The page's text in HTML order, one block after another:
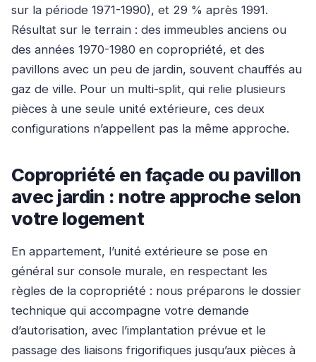
sur la période 1971-1990), et 29 % après 1991.
Résultat sur le terrain : des immeubles anciens ou
des années 1970-1980 en copropriété, et des
pavillons avec un peu de jardin, souvent chauffés au
gaz de ville. Pour un multi-split, qui relie plusieurs
pièces à une seule unité extérieure, ces deux
configurations n’appellent pas la même approche.
Copropriété en façade ou pavillon
avec jardin : notre approche selon
votre logement
En appartement, l’unité extérieure se pose en
général sur console murale, en respectant les
règles de la copropriété : nous préparons le dossier
technique qui accompagne votre demande
d’autorisation, avec l’implantation prévue et le
passage des liaisons frigorifiques jusqu’aux pièces à